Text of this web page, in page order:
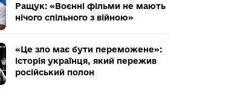
Ращук: «Воєнні фільми не мають
нічого спільного з війною»
«Це зло має бути переможене»:
історія українця, який пережив
російський полон